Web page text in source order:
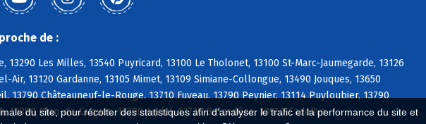
du site, pour récolter des statistiques afin d'analyser le trafic et la performance du site et
de :
Les Milles, 13540 Puyricard, 13100 Le Tholonet, 13100 St-Marc-Jaumegarde, 13126
13120 Gardanne, 13105 Mimet, 13109 Simiane-Collongue, 13490 Jouques, 13650
Châteauneuf-le-Rouge, 13710 Fuveau, 13790 Peynier, 13114 Puyloubier, 13790
13380 Plan-de-Cuques, 13390 Auriol, 13720 Belcodène, 13950 Cadolive